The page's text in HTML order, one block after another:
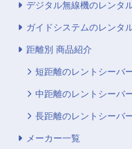
デジタル無線機のレンタ
ガイドシステムのレンタ
距離別 商品紹介
短距離のレントシーバ
中距離のレントシーバ
長距離のレントシーバ
メーカー一覧